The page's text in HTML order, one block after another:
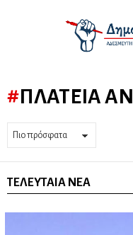
ΠΛΑΤΕΊΑ
ΤΕΛΕΥΤΑΊΑ ΝΈΑ